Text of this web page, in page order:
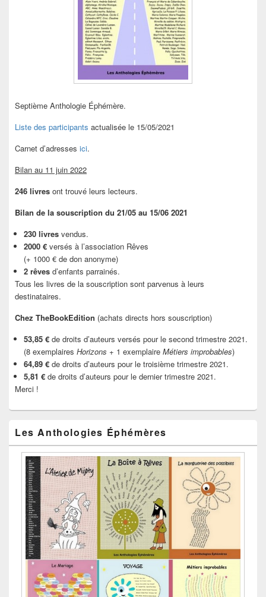
Septième Anthologie Éphémère.
Liste des participants actualisée le 15/05/2021
Carnet d’adresses ici.
Bilan au 11 juin 2022
246 livres ont trouvé leurs lecteurs.
Bilan de la souscription du 21/05 au 15/06 2021
230 livres vendus.
2000 € versés à l’association Rêves
(+ 1000 € de don anonyme)
2 rêves d’enfants parrainés.
Tous les livres de la souscription sont parvenus à leurs
destinataires.
Chez TheBookEdition (achats directs hors souscription)
53,85 € de droits d’auteurs versés pour le second trimestre 2021.
(8 exemplaires Horizons + 1 exemplaire Métiers improbables)
64,89 € de droits d’auteurs pour le troisième trimestre 2021.
5,81 € de droits d’auteurs pour le dernier trimestre 2021.
Merci !
Les Anthologies Éphémères